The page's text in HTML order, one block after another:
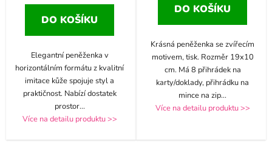
DO KOŠÍKU
Elegantní peněženka v
horizontálním formátu z kvalitní
imitace kůže spojuje styl a
praktičnost. Nabízí dostatek
prostor...
Více na detailu produktu >>
DO KOŠÍKU
Krásná peněženka se zvířecím
motivem, tisk. Rozměr 19x10
cm. Má 8 přihrádek na
karty/doklady, přihrádku na
mince na zip...
Více na detailu produktu >>